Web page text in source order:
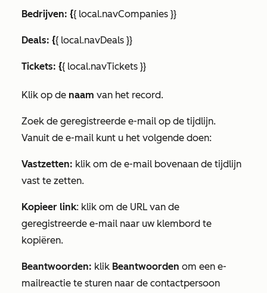
Bedrijven: {{ local.navCompanies }}
Deals: {{ local.navDeals }}
Tickets: {{ local.navTickets }}
Klik op de naam van het record.
Zoek de geregistreerde e-mail op de tijdlijn.
Vanuit de e-mail kunt u het volgende doen:
Vastzetten: klik om de e-mail bovenaan de tijdlijn
vast te zetten.
Kopieer link: klik om de URL van de
geregistreerde e-mail naar uw klembord te
kopiëren.
Beantwoorden: klik Beantwoorden om een e-
mailreactie te sturen naar de contactpersoon